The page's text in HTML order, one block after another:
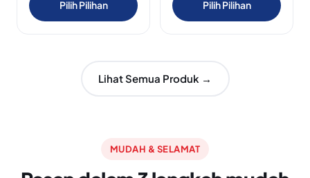
Pilih Pilihan Pilih Pilihan
Lihat Semua Produk →
MUDAH & SELAMAT